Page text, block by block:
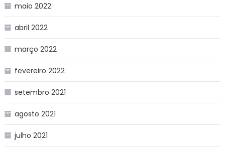
maio 2022
abril 2022
março 2022
fevereiro 2022
setembro 2021
agosto 2021
julho 2021